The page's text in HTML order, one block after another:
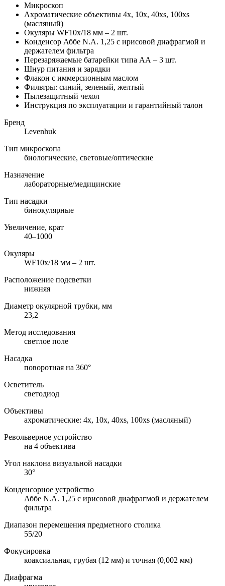
Микроскоп
Ахроматические объективы 4х, 10х, 40xs, 100хs
(масляный)
Окуляры WF10x/18 мм – 2 шт.
Конденсор Аббе N.A. 1,25 с ирисовой диафрагмой и
держателем фильтра
Перезаряжаемые батарейки типа АА – 3 шт.
Шнур питания и зарядки
Флакон с иммерсионным маслом
Фильтры: синий, зеленый, желтый
Пылезащитный чехол
Инструкция по эксплуатации и гарантийный талон
Бренд
Levenhuk
Тип микроскопа
биологические, световые/оптические
Назначение
лабораторные/медицинские
Тип насадки
бинокулярные
Увеличение, крат
40–1000
Окуляры
WF10x/18 мм – 2 шт.
Расположение подсветки
нижняя
Диаметр окулярной трубки, мм
23,2
Метод исследования
светлое поле
Насадка
поворотная на 360°
Осветитель
светодиод
Объективы
ахроматические: 4х, 10х, 40xs, 100хs (масляный)
Револьверное устройство
на 4 объектива
Угол наклона визуальной насадки
30°
Конденсорное устройство
Аббе N.A. 1,25 с ирисовой диафрагмой и держателем
фильтра
Диапазон перемещения предметного столика
55/20
Фокусировка
коаксиальная, грубая (12 мм) и точная (0,002 мм)
Диафрагма